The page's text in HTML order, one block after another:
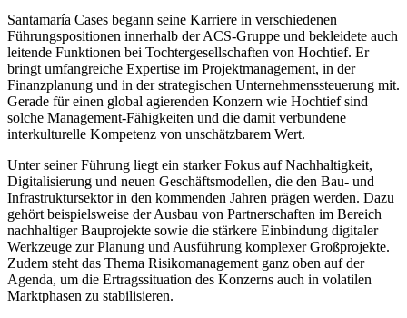
Santamaría Cases begann seine Karriere in verschiedenen
Führungspositionen innerhalb der ACS-Gruppe und bekleidete auch
leitende Funktionen bei Tochtergesellschaften von Hochtief. Er
bringt umfangreiche Expertise im Projektmanagement, in der
Finanzplanung und in der strategischen Unternehmenssteuerung mit.
Gerade für einen global agierenden Konzern wie Hochtief sind
solche Management-Fähigkeiten und die damit verbundene
interkulturelle Kompetenz von unschätzbarem Wert.
Unter seiner Führung liegt ein starker Fokus auf Nachhaltigkeit,
Digitalisierung und neuen Geschäftsmodellen, die den Bau- und
Infrastruktursektor in den kommenden Jahren prägen werden. Dazu
gehört beispielsweise der Ausbau von Partnerschaften im Bereich
nachhaltiger Bauprojekte sowie die stärkere Einbindung digitaler
Werkzeuge zur Planung und Ausführung komplexer Großprojekte.
Zudem steht das Thema Risikomanagement ganz oben auf der
Agenda, um die Ertragssituation des Konzerns auch in volatilen
Marktphasen zu stabilisieren.